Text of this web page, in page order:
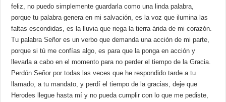
feliz, no puedo simplemente guardarla como una linda palabra,
porque tu palabra genera en mi salvación, es la voz que ilumina las
faltas escondidas, es la lluvia que riega la tierra árida de mi corazón.
Tu palabra Señor es un verbo que demanda una acción de mi parte,
porque si tú me confías algo, es para que la ponga en acción y
llevarla a cabo en el momento para no perder el tiempo de la Gracia.
Perdón Señor por todas las veces que he respondido tarde a tu
llamado, a tu mandato, y perdí el tiempo de la gracias, deje que
Herodes llegue hasta mí y no pueda cumplir con lo que me pediste,